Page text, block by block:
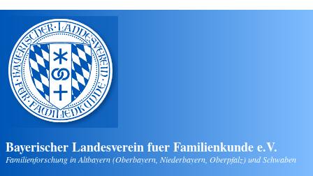
Direkt zum Inhalt
Bayerischer Landesverein fuer Familienkunde e.V.
Familienforschung in Altbayern (Oberbayern, Niederbayern, Oberpfalz) und Schwaben